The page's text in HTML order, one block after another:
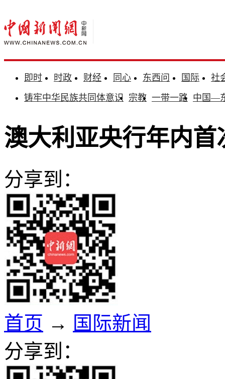
即时 时政 财经 同心 东西问 国际
社
铸牢中华民族共同体意识 宗教 一带一路 中国—
澳大利亚央行年内首
分享到：
首页 → 国际新闻
分享到：